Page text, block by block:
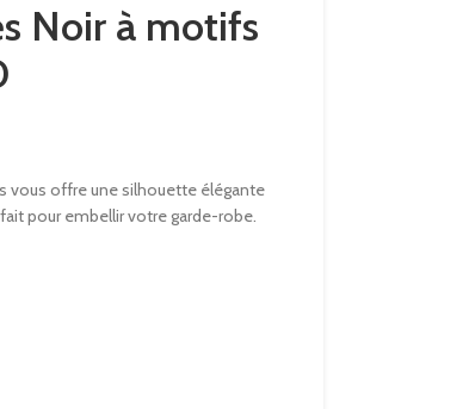
Noir à motifs
vous offre une silhouette élégante
pour embellir votre garde-robe.